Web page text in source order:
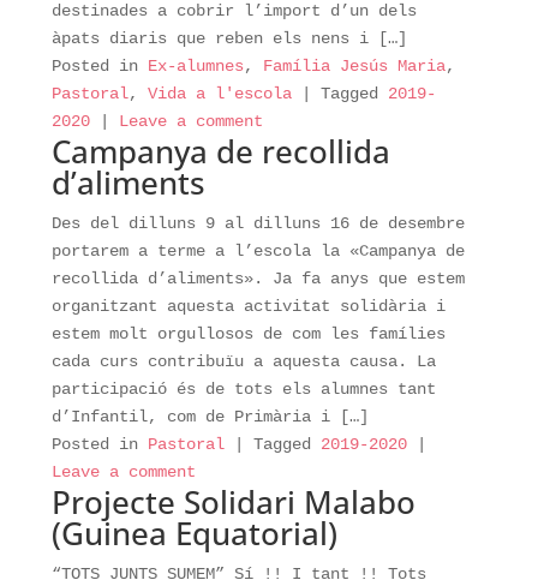
destinades a cobrir l’import d’un dels
àpats diaris que reben els nens i […]
Posted in Ex-alumnes, Família Jesús Maria,
Pastoral, Vida a l'escola Tagged
2019-
2020
Leave a comment
Campanya de recollida
d’aliments
Des del dilluns 9 al dilluns 16 de desembre
portarem a terme a l’escola la «Campanya de
recollida d’aliments». Ja fa anys que estem
organitzant aquesta activitat solidària i
estem molt orgullosos de com les famílies
cada curs contribuïu a aquesta causa. La
participació és de tots els alumnes tant
d’Infantil, com de Primària i […]
Posted in Pastoral Tagged 2019-2020
Leave a comment
Projecte Solidari Malabo
(Guinea Equatorial)
“TOTS JUNTS SUMEM” Sí !! I tant !! Tots